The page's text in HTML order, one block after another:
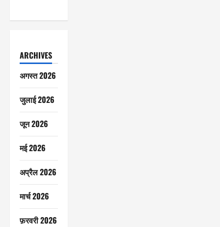
ARCHIVES
अगस्त 2026
जुलाई 2026
जून 2026
मई 2026
अप्रैल 2026
मार्च 2026
फ़रवरी 2026